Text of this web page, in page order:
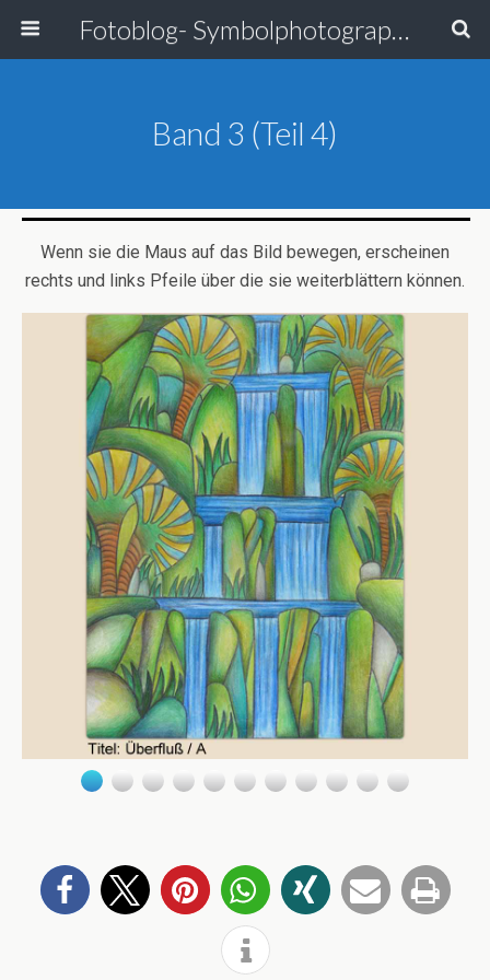
Fotoblog- Symbolphotographie
Band 3 (Teil 4)
Wenn sie die Maus auf das Bild bewegen, erscheinen
rechts und links Pfeile über die sie weiterblättern können.